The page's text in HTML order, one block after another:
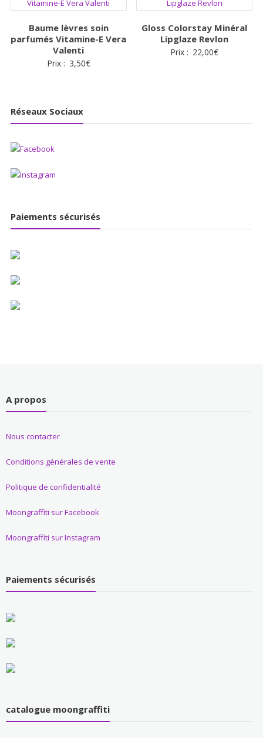
Baume lèvres soin
parfumés Vitamine-E Vera
Valenti
Prix : 3,50€
Gloss Colorstay Minéral
Lipglaze Revlon
Prix : 22,00€
Réseaux Sociaux
Paiements sécurisés
A propos
Nous contacter
Conditions générales de vente
Politique de confidentialité
Moongraffiti sur Facebook
Moongraffiti sur Instagram
Paiements sécurisés
catalogue moongraffiti